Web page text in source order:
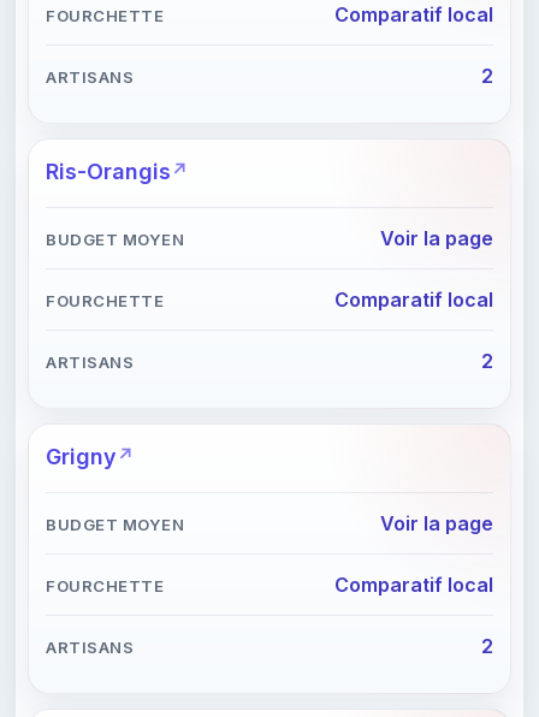
Comparatif local
2
Ris-Orangis
Voir la page
Comparatif local
2
Grigny
Voir la page
Comparatif local
2